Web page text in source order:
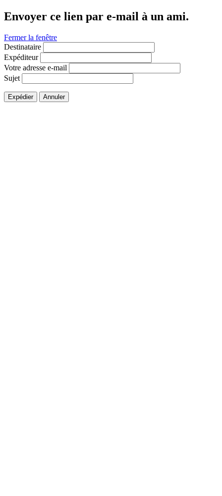
Envoyer ce lien par e-mail à un ami.
Fermer la fenêtre
Destinataire
Expéditeur
Votre adresse e-mail
Sujet
Expédier Annuler